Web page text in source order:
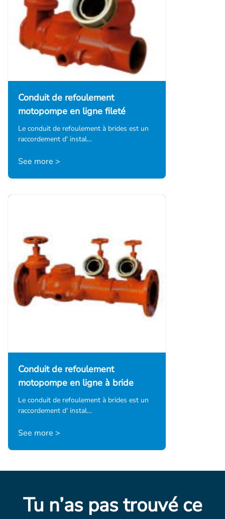
Conduit de refoulement
motopompe en ligne fileté
Le conduit de refoulement à brides est un
raccordement d' instal…
See more >
Conduit de refoulement
motopompe en ligne à bride
Le conduit de refoulement à brides est un
raccordement d' instal…
See more >
Tu n’as pas trouvé ce